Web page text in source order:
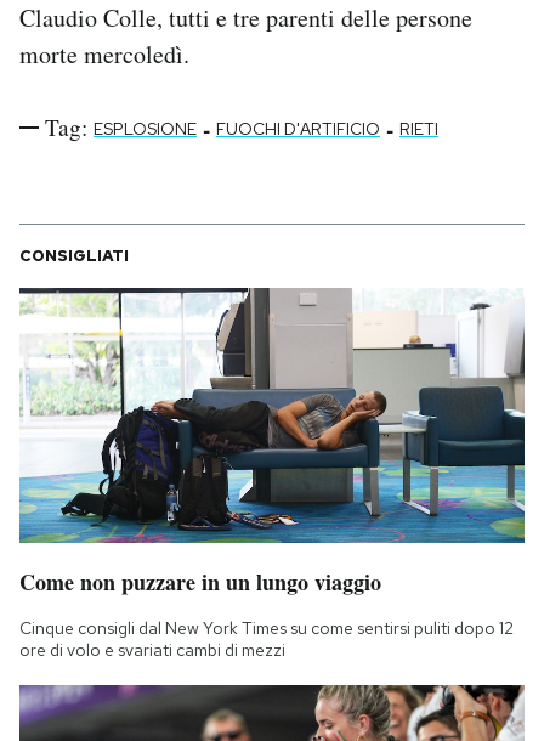
Claudio Colle, tutti e tre parenti delle persone
morte mercoledì.
Tag: ESPLOSIONE - FUOCHI D'ARTIFICIO - RIETI
CONSIGLIATI
Come non puzzare in un lungo viaggio
Cinque consigli dal New York Times su come sentirsi puliti dopo 12
ore di volo e svariati cambi di mezzi